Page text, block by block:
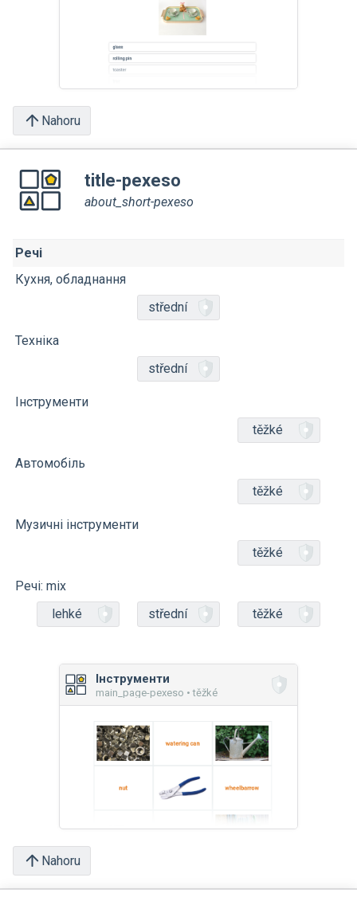
Nahoru
title-pexeso
about_short-pexeso
Речі
Кухня, обладнання
střední
Техніка
střední
Інструменти
těžké
Автомобіль
těžké
Музичні інструменти
těžké
Речі: mix
lehké
střední těžké
Інструменти
main_page-pexeso • těžké
Nahoru